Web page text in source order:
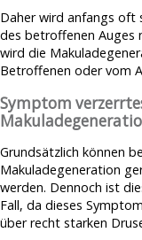
Daher wird anfangs oft
des betroffenen Auges
wird die
Betroffenen oder vom
Symptom
Grundsätzlich können
Makuladegeneration
werden. Dennoch ist
Fall, da dieses
über recht starken